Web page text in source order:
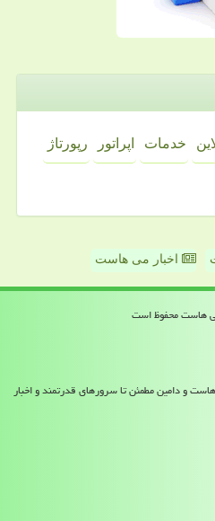
خدمات اپراتور رپورتاژ
اخبار می هاست
و دامین مطمئن تا سرورهای قدرتمند و اخبار